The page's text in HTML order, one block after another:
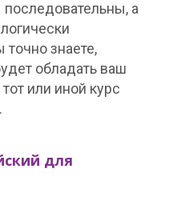
а
точно знаете,
обладать ваш
или иной курс
для